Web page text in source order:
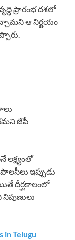
ప్రారంభ దశలో
ఆ నిర్ణయం
జేపీ
లక్ష్యంతో
ఇప్పుడు
దీర్ఘకాలంలో
in Telugu